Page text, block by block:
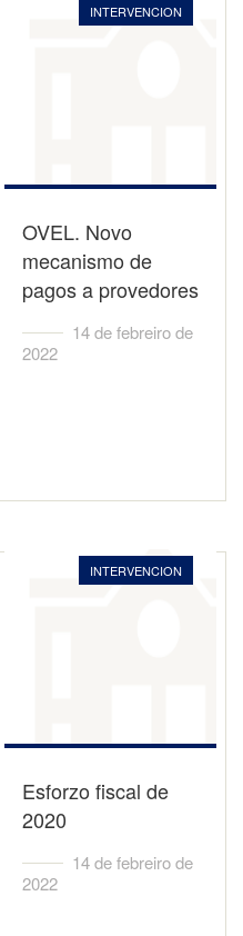
INTERVENCION
OVEL. Novo
mecanismo de
pagos a provedores
14 de febreiro de
2022
INTERVENCION
Esforzo fiscal de
2020
14 de febreiro de
2022